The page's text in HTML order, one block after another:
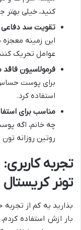
کنید، خیلی بهتر
تقویت سد
این زمینه
عوامل تحریک
فرمولاسیون فاقد
برای پوست
استفاده کرد.
مناسب برای
چه خانم، اگه
روتین روزانه
تجربه
تونر
بذارید یه کم از تجربه
بار ازش استفاده